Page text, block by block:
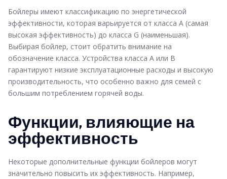
Бойлеры имеют классификацию по энергетической
эффективности, которая варьируется от класса A (самая
высокая эффективность) до класса G (наименьшая).
Выбирая бойлер, стоит обратить внимание на
обозначение класса. Устройства класса A или B
гарантируют низкие эксплуатационные расходы и высокую
производительность, что особенно важно для семей с
большим потреблением горячей воды.
Функции, влияющие на
эффективность
Некоторые дополнительные функции бойлеров могут
значительно повысить их эффективность. Например,